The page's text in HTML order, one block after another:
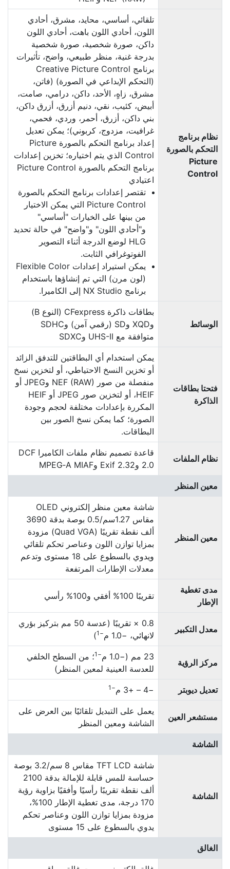
نظام برنامج
التحكم بالصورة
Picture
Control
تلقائي، أساسي، محايد، مشرق، أحادي
اللون، أحادي اللون باهت، أحادي اللون
داكن، صورة شخصية، صورة شخصية
بدرجة غنية، منظر طبيعي، واضح، تأثيرات
برنامج Creative Picture Control
(التحكم الإبداعي في الصورة) (فاتن،
مشرق، زاهٍ، الأحد، داكن، درامي، صامت،
أبيض، كئيب، نقي، دنيم أزرق، أزرق داكن،
بني داكن، أزرق، أحمر، وردي، فحمي،
غرافيت، مزدوج، كربوني)؛ يمكن تعديل
إعداد برنامج التحكم بالصورة Picture
Control الذي يتم اختياره؛ تخزين إعدادات
برنامج التحكم بالصورة Picture Control
اعتيادي
تقتصر إعدادات برنامج التحكم بالصورة
Picture Control التي يمكن الاختيار
من بينها على الخيارات "أساسي"
و"أحادي اللون" و"واضح" في حالة تحديد
HLG لوضع الدرجة أثناء التصوير
الفوتوغرافي الثابت.
يمكن استيراد إعدادات Flexible Color
(لون مرن) التي تم إنشاؤها باستخدام
برنامج NX Studio إلى الكاميرا.
الوسائط
بطاقات ذاكرة CFexpress (النوع B)
وXQD وSD (رقمي آمن) وSDHC
متوافقة مع UHS-II وSDXC
فتحتا بطاقات
الذاكرة
يمكن استخدام أي البطاقتين للتدفق الزائد
أو تخزين النسخ الاحتياطي، أو لتخزين نسخ
منفصلة من صور NEF (RAW)‎ وJPEG أو
HEIF، أو لتخزين صور JPEG أو HEIF
المكررة بإعدادات مختلفة لحجم وجودة
الصورة؛ كما يمكن نسخ الصور بين
البطاقات.
نظام الملفات
قاعدة تصميم نظام ملفات الكاميرا DCF
2.0 وExif 2.32 وMPEG‑A MIAF
معين المنظر
معين المنظر
شاشة معين منظر إلكتروني OLED
مقاس 1.27سم/0.5 بوصة بدقة 3690
ألف نقطة تقريبًا (Quad VGA) مزودة
بمزايا توازن اللون وعناصر تحكم تلقائي
ويدوي بالسطوع على 18 مستوى وتدعم
معدلات الإطارات المرتفعة
مدى تغطية
الإطار
تقريبًا 100‏% أفقي و100‏% رأسي
معدل التكبير
0.8 × تقريبًا (عدسة 50 مم بتركيز بؤري
لانهائي، −1.0 م
−1
)
مركز الرؤية
23 مم (−1.0 م −1 ؛ من السطح الخلفي
للعدسة العينية لمعين المنظر)
تعديل ديوبتر −4 – +3 م −1
مستشعر العين
يعمل على التبديل تلقائيًا بين العرض على
الشاشة ومعين المنظر
الشاشة
الشاشة
شاشة TFT LCD مقاس 8 سم/3.2 بوصة
حساسة للمس قابلة للإمالة بدقة 2100
ألف نقطة تقريبًا رأسيًا وأفقيًا بزاوية رؤية
170 درجة، مدى تغطية الإطار 100‏%،
مزودة بمزايا توازن اللون وعناصر تحكم
يدوي بالسطوع على 15 مستوى
الغالق